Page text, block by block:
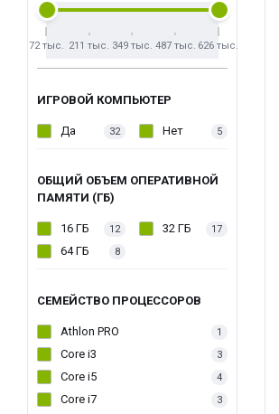
72 тыс. 211 тыс. 349 тыс. 487 тыс. 626 тыс.
ИГРОВОЙ КОМПЬЮТЕР
Да 32 Нет 5
ОБЩИЙ ОБЪЕМ ОПЕРАТИВНОЙ
ПАМЯТИ (ГБ)
16 ГБ 12 32 ГБ 17
64 ГБ 8
СЕМЕЙСТВО ПРОЦЕССОРОВ
Athlon PRO 1
Core i3 3
Core i5 4
Core i7 3